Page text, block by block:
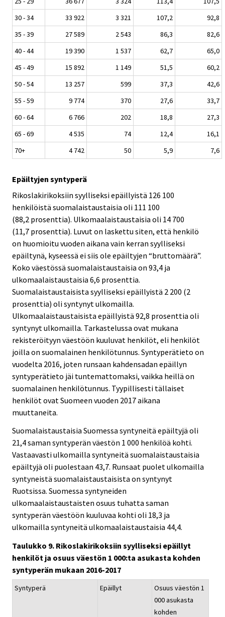
30 - 34
33 922 3 321 107,2
92,8
35 - 39
27 589 2 543 86,3
82,6
40 - 44
19 390 1 537 62,7
65,0
45 - 49
15 892 1 149 51,5
60,2
50 - 54
13 257 599 37,3
42,6
55 - 59
9 774 370 27,6
33,7
60 - 64
6 766 202 18,8
27,3
65 - 69
4 535 74 12,4
16,1
70+
4 742 50 5,9 7,6
Epäiltyjen syntyperä
Rikoslakirikoksiin syylliseksi epäillyistä 126 100
henkilöistä suomalaistaustaisia oli 111 100
(88,2 prosenttia). Ulkomaalaistaustaisia oli 14 700
(11,7 prosenttia). Luvut on laskettu siten, että henkilö
on huomioitu vuoden aikana vain kerran syylliseksi
epäiltynä, kyseessä ei siis ole epäiltyjen “bruttomäärä”.
Koko väestössä suomalaistaustaisia on 93,4 ja
ulkomaalaistaustaisia 6,6 prosenttia.
Suomalaistaustaisista syylliseksi epäillyistä 2 200 (2
prosenttia) oli syntynyt ulkomailla.
Ulkomaalaistaustaisista epäillyistä 92,8 prosenttia oli
syntynyt ulkomailla. Tarkastelussa ovat mukana
rekisteröityyn väestöön kuuluvat henkilöt, eli henkilöt
joilla on suomalainen henkilötunnus. Syntyperätieto on
vuodelta 2016, joten runsaan kahdensadan epäillyn
syntyperätieto jäi tuntemattomaksi, vaikka heillä on
suomalainen henkilötunnus. Tyypillisesti tällaiset
henkilöt ovat Suomeen vuoden 2017 aikana
muuttaneita.
Suomalaistaustaisia Suomessa syntyneitä epäiltyjä oli
21,4 saman syntyperän väestön 1 000 henkilöä kohti.
Vastaavasti ulkomailla syntyneitä suomalaistaustaisia
epäiltyjä oli puolestaan 43,7. Runsaat puolet ulkomailla
syntyneistä suomalaistaustaisista on syntynyt
Ruotsissa. Suomessa syntyneiden
ulkomaalaistaustaisten osuus tuhatta saman
syntyperän väestöön kuuluvaa kohti oli 18,3 ja
ulkomailla syntyneitä ulkomaalaistaustaisia 44,4.
Taulukko 9. Rikoslakirikoksiin syylliseksi epäillyt
henkilöt ja osuus väestön 1 000:ta asukasta kohden
syntyperän mukaan 2016-2017
Syntyperä Epäillyt
Osuus väestön 1
000 asukasta
kohden